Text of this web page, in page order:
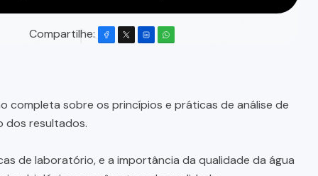
Compartilhe:
completa sobre os princípios e práticas de análise de
dos resultados.
de laboratório, e a importância da qualidade da água